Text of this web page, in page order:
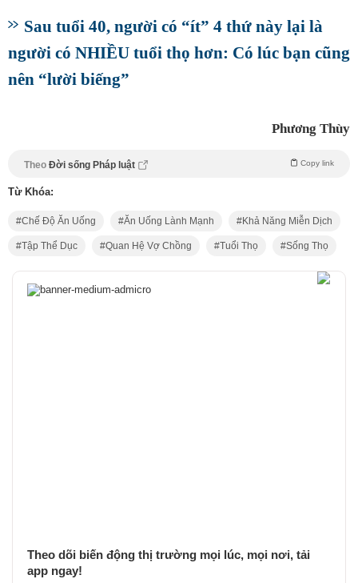
Sau tuổi 40, người có “ít” 4 thứ này lại là
người có NHIỀU tuổi thọ hơn: Có lúc bạn cũng
nên “lười biếng”
Phương Thùy
Theo Đời sống Pháp luật Copy link
Từ Khóa:
Chế Độ Ăn Uống Ăn Uống Lành Mạnh Khả Năng Miễn Dịch
Tập Thể Dục Quan Hệ Vợ Chồng Tuổi Thọ Sống Thọ
Theo dõi biến động thị trường mọi lúc, mọi nơi, tải
app ngay!